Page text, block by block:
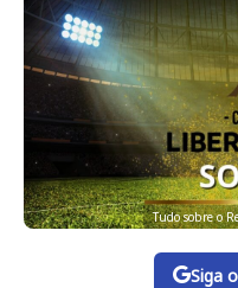
Tudo sobre o
Siga